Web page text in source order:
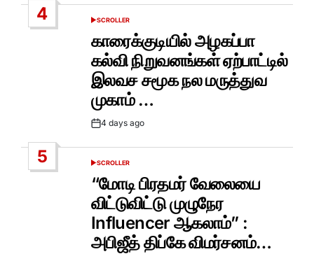
4
POSTED
SCROLLER
காரைக்குடியில் அழகப்பா
கல்வி நிறுவனங்கள் ஏற்பாட்டில்
இலவச சமூக நல மருத்துவ
முகாம் …
Post4 days ago
5
POSTED
IN
SCROLLER
“மோடி பிரதமர் வேலையை
விட்டுவிட்டு முழுநேர
Influencer ஆகலாம்” :
அபிஜீத் திப்கே விமர்சனம்…